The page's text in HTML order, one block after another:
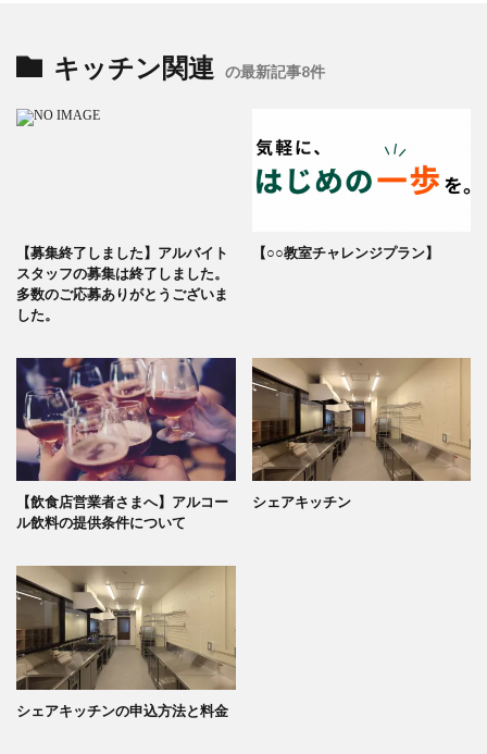
キッチン関連 の最新記事8件
【募集終了しました】アルバイト
スタッフの募集は終了しました。
多数のご応募ありがとうございま
した。
【○○教室チャレンジプラン】
【飲食店営業者さまへ】アルコー
ル飲料の提供条件について
シェアキッチン
シェアキッチンの申込方法と料金